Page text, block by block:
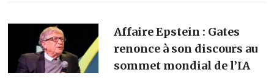
Affaire Epstein : Gates
renonce à son discours au
sommet mondial de l’IA